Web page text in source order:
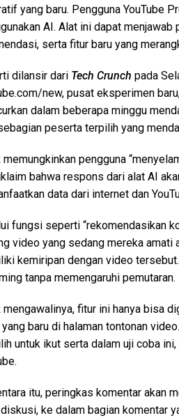
yang baru. Pengguna YouTube
AI. Alat ini dapat
serta fitur baru yang
dilansir dari Tech Crunch pada
new, pusat eksperimen
dalam beberapa minggu
peserta terpilih yang
memungkinkan pengguna
bahwa respons dari alat AI
data dari internet dan
fungsi seperti “rekomendasikan
video yang sedang mereka amati
kemiripan dengan video
tanpa memengaruhi pemutaran.
mengawalinya, fitur ini hanya bisa
yang baru di halaman tontonan
untuk ikut serta dalam uji coba
itu, peringkas komentar akan
ke dalam bagian komentar